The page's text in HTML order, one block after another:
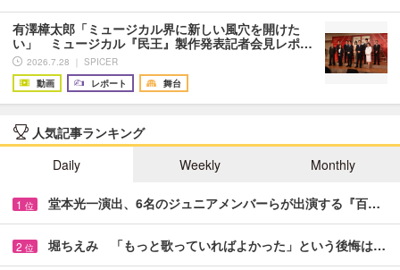
有澤樟太郎「ミュージカル界に新しい風穴を開けた
い」 ミュージカル『民王』製作発表記者会見レポ…
2026.7.28 ｜ SPICER
動画
レポート 舞台
人気記事ランキング
Daily
Weekly Monthly
1 位 堂本光一演出、6名のジュニアメンバーらが出演する『百…
2 位 堀ちえみ 「もっと歌っていればよかった」という後悔は…